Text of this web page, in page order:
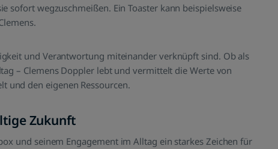
sofort wegzuschmeißen. Ein Toaster kann beispielsweise
und Verantwortung miteinander verknüpft sind. Ob als
– Clemens Doppler lebt und vermittelt die Werte von
und den eigenen Ressourcen.
Zukunft
und seinem Engagement im Alltag ein starkes Zeichen für